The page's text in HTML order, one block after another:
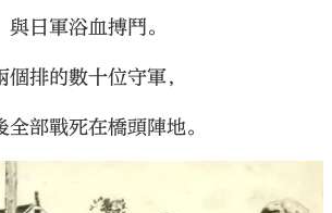
與日軍浴血搏鬥。
個排的數十位守軍，
全部戰死在橋頭陣地。